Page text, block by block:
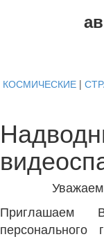
КОСМИЧЕСКИЕ |
Приглашаем